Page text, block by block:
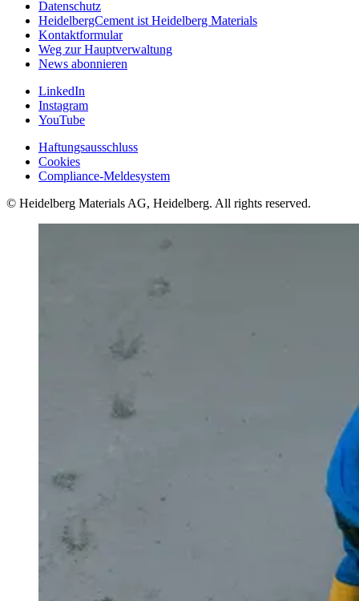
Datenschutz
HeidelbergCement ist Heidelberg Materials
Kontaktformular
Weg zur Hauptverwaltung
News abonnieren
LinkedIn
Instagram
YouTube
Haftungsausschluss
Cookies
Compliance-Meldesystem
© Heidelberg Materials AG, Heidelberg. All rights reserved.